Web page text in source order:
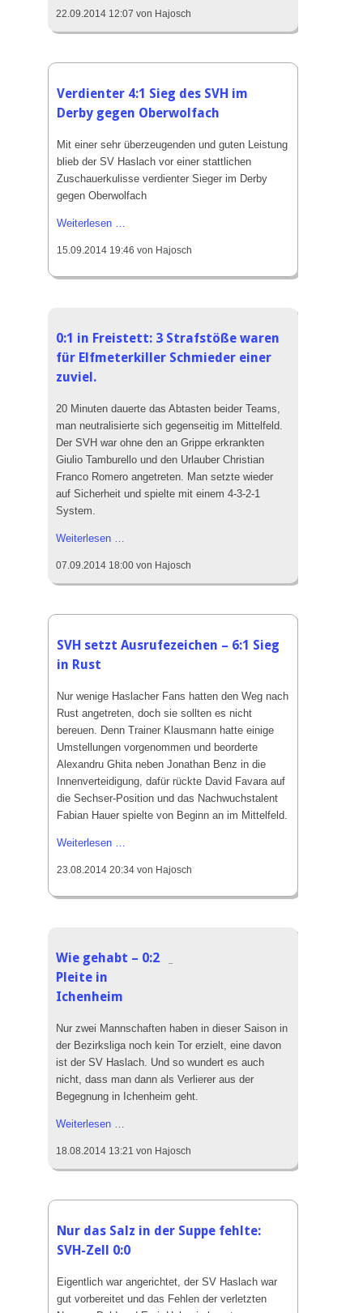
trumpft
in
auf
22.09.2014 12:07 von Hajosch
Verdienter 4:1 Sieg des SVH im
Derby gegen Oberwolfach
Mit einer sehr überzeugenden und guten Leistung
blieb der SV Haslach vor einer stattlichen
Zuschauerkulisse verdienter Sieger im Derby
gegen Oberwolfach
Weiterlesen …
Sieg
des
gegen
Oberwolfach
15.09.2014 19:46 von Hajosch
0:1 in Freistett: 3 Strafstöße waren
für Elfmeterkiller Schmieder einer
zuviel.
20 Minuten dauerte das Abtasten beider Teams,
man neutralisierte sich gegenseitig im Mittelfeld.
Der SVH war ohne den an Grippe erkrankten
Giulio Tamburello und den Urlauber Christian
Franco Romero angetreten. Man setzte wieder
auf Sicherheit und spielte mit einem 4-3-2-1
System.
Weiterlesen …
Freistett:
3
für
einer
zuviel.
07.09.2014 18:00 von Hajosch
SVH setzt Ausrufezeichen – 6:1 Sieg
in Rust
Nur wenige Haslacher Fans hatten den Weg nach
Rust angetreten, doch sie sollten es nicht
bereuen. Denn Trainer Klausmann hatte einige
Umstellungen vorgenommen und beorderte
Alexandru Ghita neben Jonathan Benz in die
Innenverteidigung, dafür rückte David Favara auf
die Sechser-Position und das Nachwuchstalent
Fabian Hauer spielte von Beginn an im Mittelfeld.
Weiterlesen …
Ausrufezeichen
–
Rust
23.08.2014 20:34 von Hajosch
Wie gehabt – 0:2
Pleite in
Ichenheim
Nur zwei Mannschaften haben in dieser Saison in
der Bezirksliga noch kein Tor erzielt, eine davon
ist der SV Haslach. Und so wundert es auch
nicht, dass man dann als Verlierer aus der
Begegnung in Ichenheim geht.
Weiterlesen …
–
0:2
Ichenheim
18.08.2014 13:21 von Hajosch
Nur das Salz in der Suppe fehlte:
SVH-Zell 0:0
Eigentlich war angerichtet, der SV Haslach war
gut vorbereitet und das Fehlen der verletzten